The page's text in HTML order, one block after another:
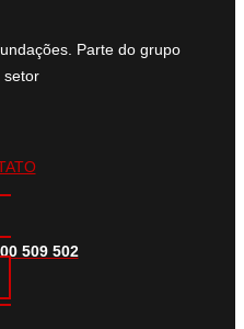
Parte do grupo
setor
509 502